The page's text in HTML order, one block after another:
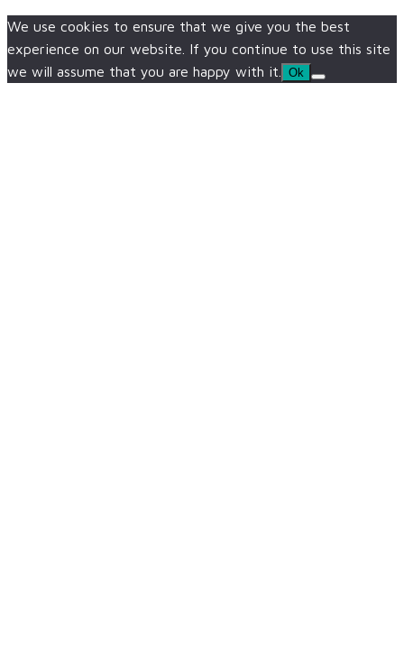
We use cookies to ensure that we give you the best
experience on our website. If you continue to use this site
we will assume that you are happy with it.
Ok